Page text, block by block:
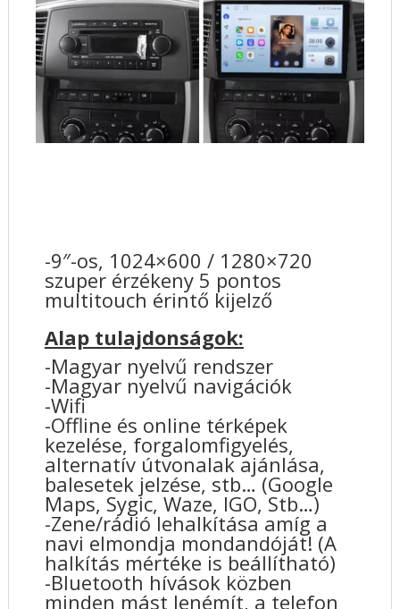
-9″-os, 1024×600 / 1280×720
szuper érzékeny 5 pontos
multitouch érintő kijelző
Alap tulajdonságok:
-Magyar nyelvű rendszer
-Magyar nyelvű navigációk
-Wifi
-Offline és online térképek
kezelése, forgalomfigyelés,
alternatív útvonalak ajánlása,
balesetek jelzése, stb… (Google
Maps, Sygic, Waze, IGO, Stb…)
-Zene/rádió lehalkítása amíg a
navi elmondja mondandóját! (A
halkítás mértéke is beállítható)
-Bluetooth hívások közben
minden mást lenémít, a telefon